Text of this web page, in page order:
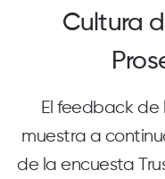
Cultura
El feedback de
muestra a
de la encuesta